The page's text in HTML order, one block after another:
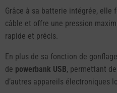
Grâce à sa batterie intégrée, elle
câble et offre une pression
rapide et précis.
En plus de sa fonction de
de powerbank USB, permettant
d’autres appareils électroniques